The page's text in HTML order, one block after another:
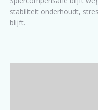
stabiliteit onderhoudt,
blijft.